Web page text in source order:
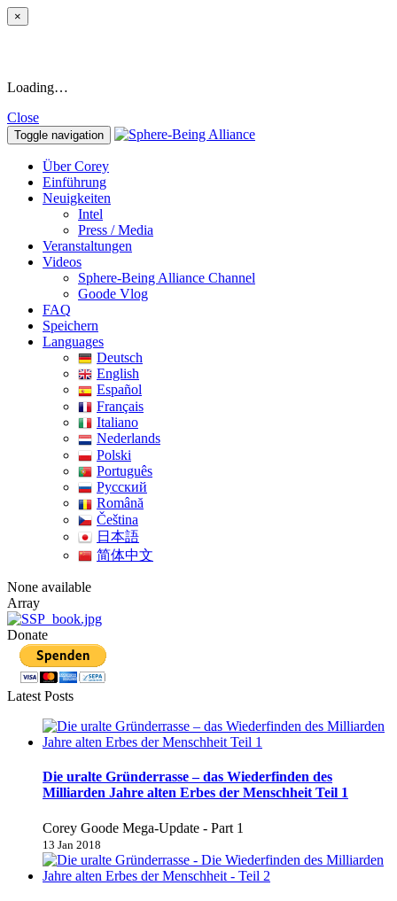
×
Loading…
Close
Toggle navigation
Über Corey
Einführung
Neuigkeiten
Intel
Press / Media
Veranstaltungen
Videos
Sphere-Being Alliance Channel
Goode Vlog
FAQ
Speichern
Languages
Deutsch
English
Español
Français
Italiano
Nederlands
Polski
Português
Pусский
Română
Čeština
日本語
简体中文
None available
Array
Donate
Latest Posts
Die uralte Gründerrasse – das Wiederfinden des
Milliarden Jahre alten Erbes der Menschheit Teil 1
Corey Goode Mega-Update - Part 1
13 Jan 2018